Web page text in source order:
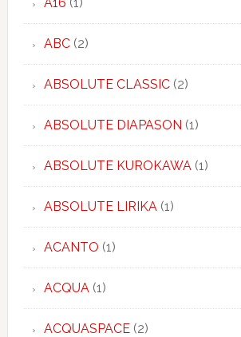
ABC(2)
ABSOLUTE CLASSIC(2)
ABSOLUTE DIAPASON (1)
ABSOLUTE KUROKAWA(1)
ABSOLUTE LIRIKA(1)
ACANTO (1)
ACQUA(1)
ACQUASPACE(2)